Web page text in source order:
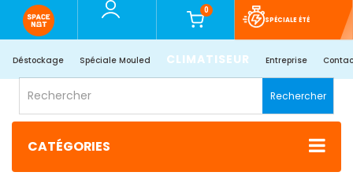
0
SPÉCIALE ÉTÉ
Déstockage Spéciale Mouled CLIMATISEUR Entreprise
Rechercher
CATÉGORIES